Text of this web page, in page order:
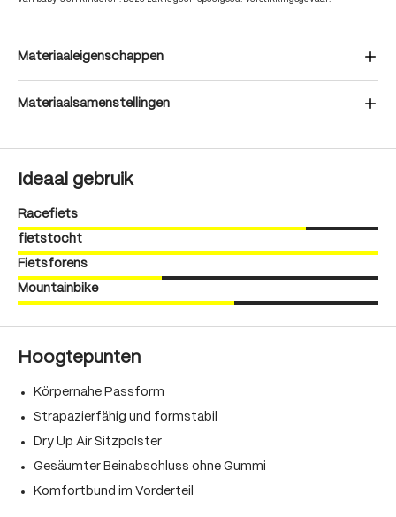
Materiaaleigenschappen
Materiaalsamenstellingen
Ideaal gebruik
Racefiets
fietstocht
Fietsforens
Mountainbike
Hoogtepunten
Körpernahe Passform
Strapazierfähig und formstabil
Dry Up Air Sitzpolster
Gesäumter Beinabschluss ohne Gummi
Komfortbund im Vorderteil